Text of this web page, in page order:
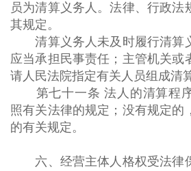
员为清算义务人。法律、行政法
其规定。
清算义务人未及时履行清算
应当承担民事责任；主管机关或
请人民法院指定有关人员组成清
第七十一条 法人的清算程序
照有关法律的规定；没有规定的
的有关规定。
六、经营主体人格权受法律